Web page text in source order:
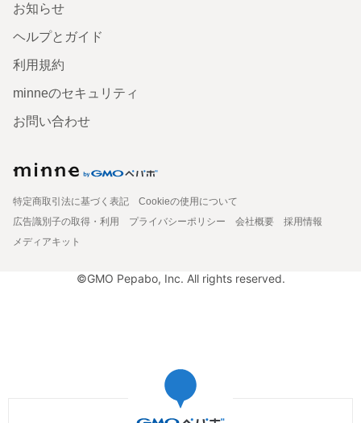
お知らせ
ヘルプとガイド
利用規約
minneのセキュリティ
お問い合わせ
特定商取引法に基づく表記
Cookieの使用について
広告識別子の取得・利用
プライバシーポリシー 会社概要
採用情報
メディアキット
©GMO Pepabo, Inc. All rights reserved.